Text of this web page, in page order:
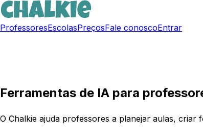
ProfessoresEscolasPreçosFale conoscoEntrar
Ferramentas de IA para
O Chalkie ajuda professores a planejar aulas,